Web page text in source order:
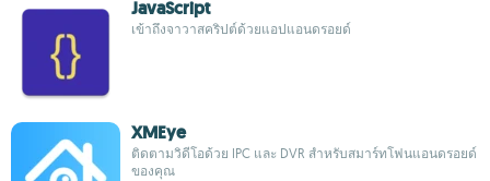
JavaScript
เข้าถึงจาวาสคริปต์ด้วยแอปแอนดรอยด์
XMEye
ติดตามวิดีโอด้วย IPC และ DVR สำหรับสมาร์ทโฟนแอนดรอยด์
ของคุณ